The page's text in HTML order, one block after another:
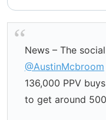
News – The
@AustinMcbroom
136,000 PPV
to get around